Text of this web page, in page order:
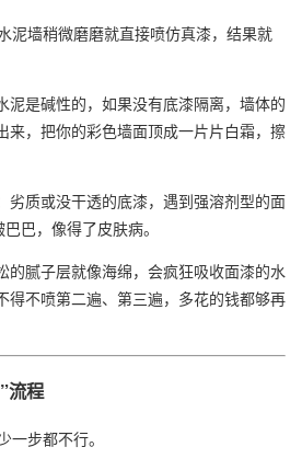
泥墙稍微磨磨就直接喷仿真漆，结果就
泥是碱性的，如果没有底漆隔离，墙体的
来，把你的彩色墙面顶成一片片白霜，擦
劣质或没干透的底漆，遇到强溶剂型的面
巴，像得了皮肤病。
的腻子层就像海绵，会疯狂吸收面漆的水
得不喷第二遍、第三遍，多花的钱都够再
流程
步都不行。